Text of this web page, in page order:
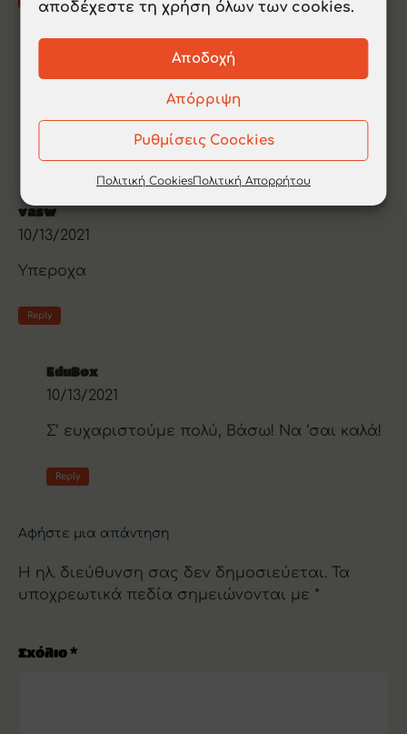
αποδέχεστε τη χρήση όλων των cookies.
Αποδοχή
Απόρριψη
Ρυθμίσεις Coockies
Πολιτική CookiesΠολιτική Απορρήτου
10/17/2021
Reply
vasw
10/13/2021
Υπεροχα
Reply
EduBox
10/13/2021
Σ’ ευχαριστούμε πολύ, Βάσω! Να ‘σαι καλά!
Reply
Αφήστε μια απάντηση
Η ηλ. διεύθυνση σας δεν δημοσιεύεται. Τα
υποχρεωτικά πεδία σημειώνονται με *
Σχόλιο *